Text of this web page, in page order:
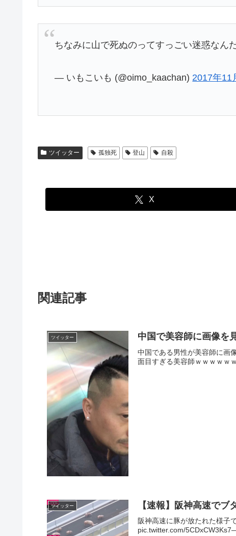
ちなみに山で死ぬのってすっごい迷惑なん
— いもこいも (@oimo_kaachan) 2017年11
ツイッター 孤独死 登山 自殺
X
関連記事
ツイッター 中国で美容師に画像を
中国である男性が美容師に画
面目すぎる美容師ｗｗｗｗｗ
ツイッター 【速報】阪神高速でブ
阪神高速に豚が放たれた様子
pic.twitter.com/5CDxCW3Ks7—